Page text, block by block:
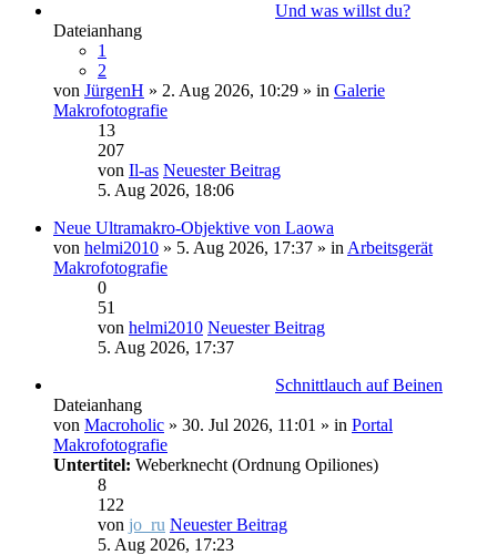
Und was willst du?
Dateianhang
1
2
von JürgenH » 2. Aug 2026, 10:29 » in Galerie
Makrofotografie
13
207
von Il-as Neuester Beitrag
5. Aug 2026, 18:06
Neue Ultramakro-Objektive von Laowa
von helmi2010 » 5. Aug 2026, 17:37 » in Arbeitsgerät
Makrofotografie
0
51
von helmi2010 Neuester Beitrag
5. Aug 2026, 17:37
Schnittlauch auf Beinen
Dateianhang
von Macroholic » 30. Jul 2026, 11:01 » in Portal
Makrofotografie
Untertitel: Weberknecht (Ordnung Opiliones)
8
122
von jo_ru Neuester Beitrag
5. Aug 2026, 17:23